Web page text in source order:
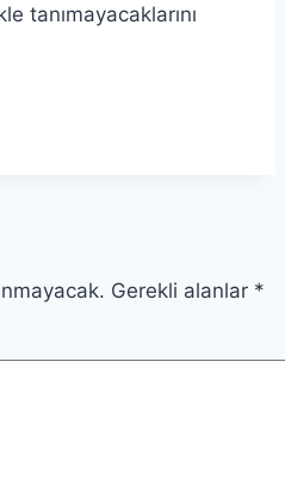
tanımayacaklarını
Gerekli alanlar *